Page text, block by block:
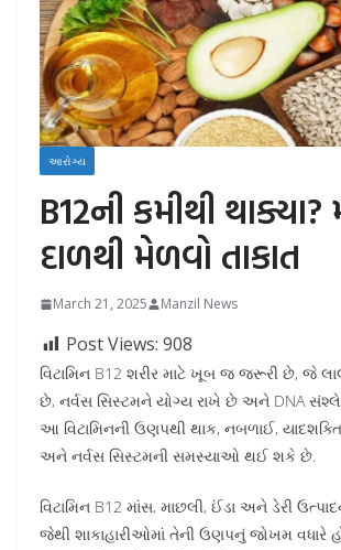
આરોગ્ય
B12ની કમીથી
દાળથી મેળવો તાકાત
March 21, 2025 Manzil News
Post Views: 908
વિટામિન B12 શરીર માટે ખૂબ જ જરૂરી છે, જે
છે, નર્વસ સિસ્ટમને યોગ્ય રાખે છે અને DNA
આ વિટામિનની ઉણપથી થાક, નબળાઈ,
અને નર્વસ સિસ્ટમની સમસ્યાઓ થઈ શકે છે.
વિટામિન B12 માંસ, માછલી, ઈંડા અને ડેરી
જેથી શાકાહારીઓમાં તેની ઉણપનું જોખમ વધારે